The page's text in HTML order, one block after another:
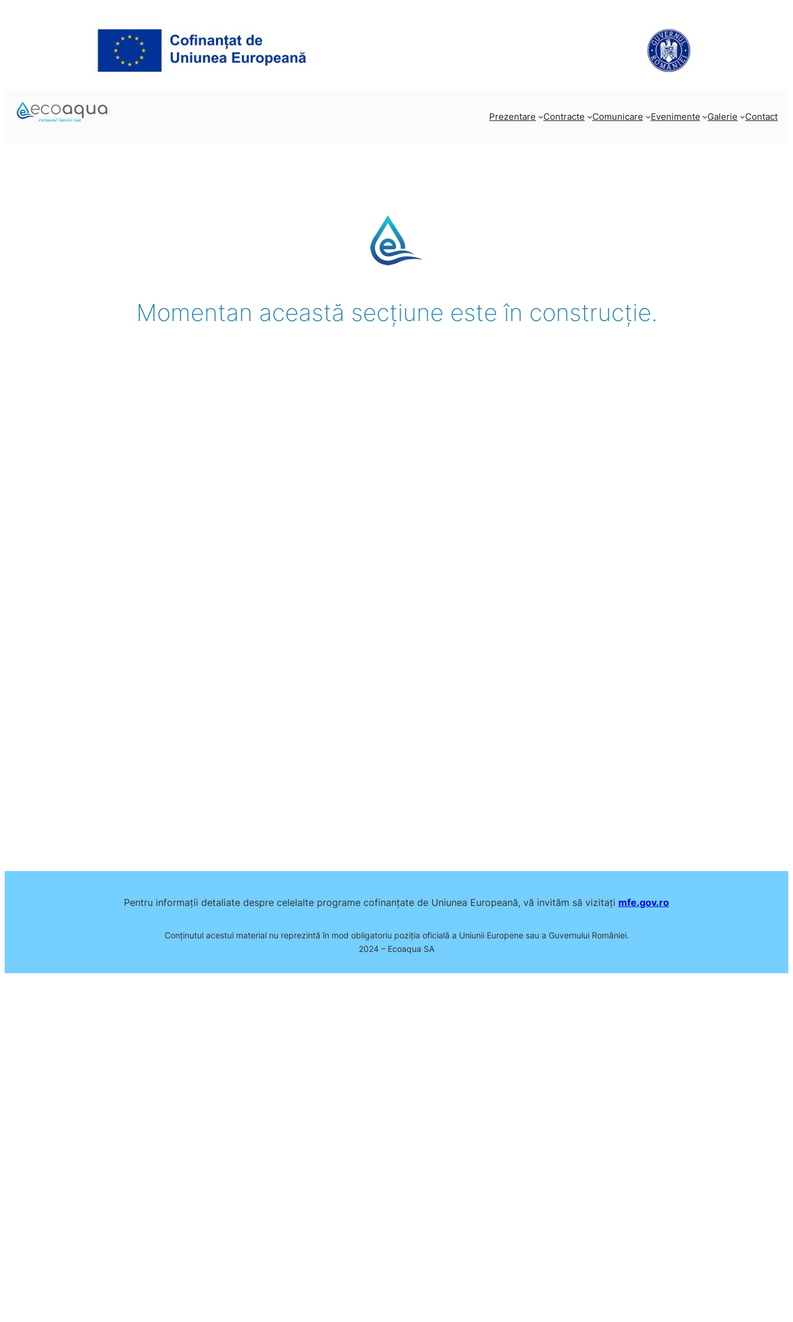
Prezentare Contracte Comunicare Evenimente Galerie Contact
Momentan această secțiune este în construcție.
Pentru informații detaliate despre celelalte programe cofinanțate de Uniunea Europeană, vă invităm să vizitați mfe.gov.ro
Conţinutul acestui material nu reprezintă în mod obligatoriu poziţia oficială a Uniunii Europene sau a Guvernului României.
2024 – Ecoaqua SA